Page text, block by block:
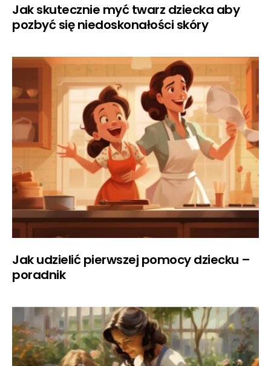
Jak skutecznie myć twarz dziecka aby
pozbyć się niedoskonałości skóry
Jak udzielić pierwszej pomocy dziecku –
poradnik